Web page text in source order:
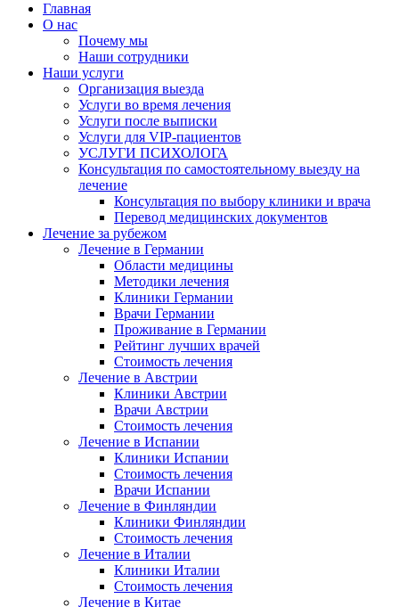
Главная
О нас
Почему мы
Наши сотрудники
Наши услуги
Организация выезда
Услуги во время лечения
Услуги после выписки
Услуги для VIP-пациентов
УСЛУГИ ПСИХОЛОГА
Консультация по самостоятельному выезду на
лечение
Консультация по выбору клиники и врача
Перевод медицинских документов
Лечение за рубежом
Лечение в Германии
Области медицины
Методики лечения
Клиники Германии
Врачи Германии
Проживание в Германии
Рейтинг лучших врачей
Стоимость лечения
Лечение в Австрии
Клиники Австрии
Врачи Австрии
Стоимость лечения
Лечение в Испании
Клиники Испании
Стоимость лечения
Врачи Испании
Лечение в Финляндии
Клиники Финляндии
Стоимость лечения
Лечение в Италии
Клиники Италии
Стоимость лечения
Лечение в Китае